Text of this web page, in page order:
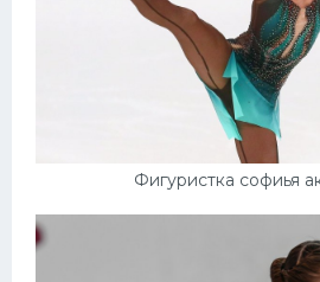
Фигуристка софиья